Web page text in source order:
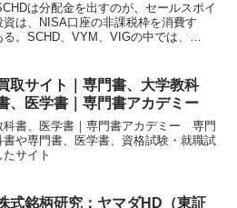
は分配金を出すのが、セールスポイ
は、NISA口座の非課税枠を消費す
。SCHD、VYM、VIGの中では、
取サイト｜専門書、大学教科
、医学書｜専門書アカデミー
科書、医学書｜専門書アカデミー 専門
や専門書、医学書、資格試験・就職試
サイト
式銘柄研究：ヤマダHD（東証